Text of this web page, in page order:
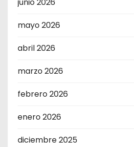
mayo 2026
abril 2026
marzo 2026
febrero 2026
enero 2026
diciembre 2025